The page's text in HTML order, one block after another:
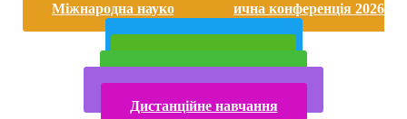
Міжнародна науково-практична конференція 2026
Дистанційне навчання